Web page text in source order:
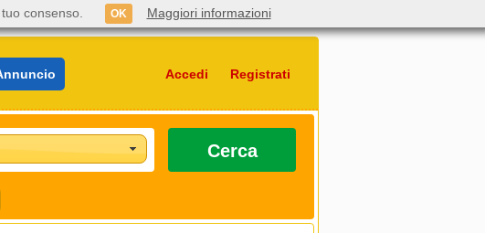
Accedi Registrati
Cerca
consenso. OK Maggiori informazioni